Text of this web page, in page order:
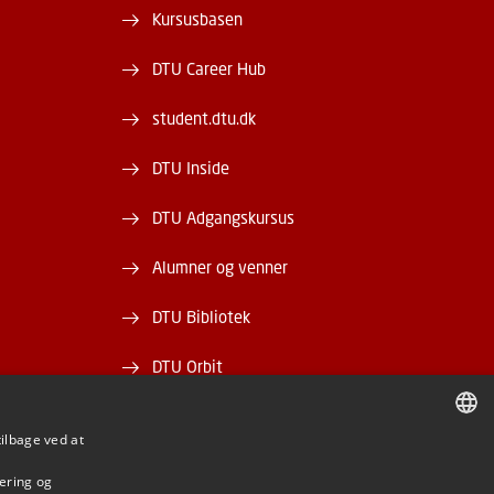
Kursusbasen
DTU Career Hub
student.dtu.dk
DTU Inside
DTU Adgangskursus
Alumner og venner
DTU Bibliotek
DTU Orbit
ved at
og